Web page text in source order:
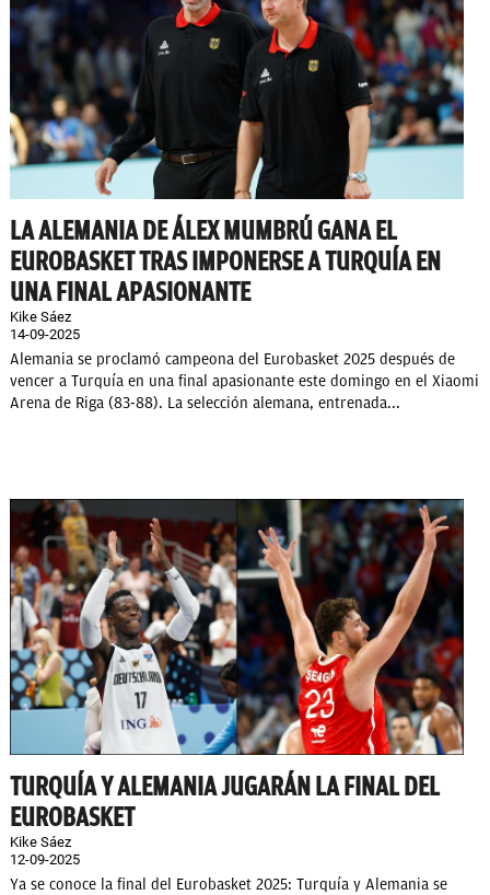
LA ALEMANIA DE ÁLEX MUMBRÚ GANA EL
EUROBASKET TRAS IMPONERSE A TURQUÍA EN
UNA FINAL APASIONANTE
Kike Sáez
14-09-2025
Alemania se proclamó campeona del Eurobasket 2025 después de
vencer a Turquía en una final apasionante este domingo en el Xiaomi
Arena de Riga (83-88). La selección alemana, entrenada...
TURQUÍA Y ALEMANIA JUGARÁN LA FINAL DEL
EUROBASKET
Kike Sáez
12-09-2025
Ya se conoce la final del Eurobasket 2025: Turquía y Alemania se